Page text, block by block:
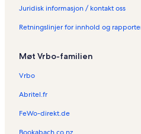
Juridisk informasjon / kontakt oss
Retningslinjer for innhold og
Møt Vrbo-familien
Vrbo
Abritel.fr
FeWo-direkt.de